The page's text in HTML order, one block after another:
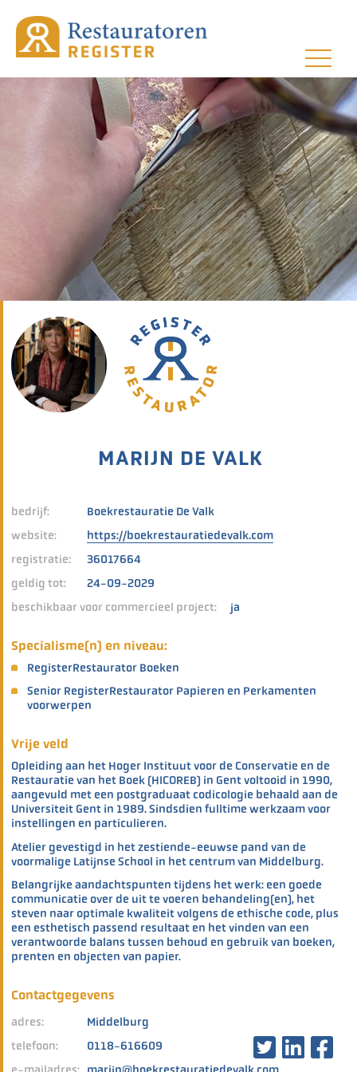
MARIJN DE VALK
bedrijf:
Boekrestauratie De Valk
website:
https://boekrestauratiedevalk.com
registratie:
36017664
geldig tot:
24-09-2029
beschikbaar voor commercieel project:
ja
Specialisme(n) en niveau:
RegisterRestaurator Boeken
Senior RegisterRestaurator Papieren en Perkamenten
voorwerpen
Vrije veld
Opleiding aan het Hoger Instituut voor de Conservatie en de
Restauratie van het Boek (HICOREB) in Gent voltooid in 1990,
aangevuld met een postgraduaat codicologie behaald aan de
Universiteit Gent in 1989. Sindsdien fulltime werkzaam voor
instellingen en particulieren.
Atelier gevestigd in het zestiende-eeuwse pand van de
voormalige Latijnse School in het centrum van Middelburg.
Belangrijke aandachtspunten tijdens het werk: een goede
communicatie over de uit te voeren behandeling(en), het
steven naar optimale kwaliteit volgens de ethische code, plus
een esthetisch passend resultaat en het vinden van een
verantwoorde balans tussen behoud en gebruik van boeken,
prenten en objecten van papier.
Contactgegevens
adres:
Middelburg
telefoon:
0118-616609